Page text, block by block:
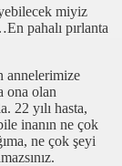
miyiz
pahalı pırlanta
annelerimize
ona olan
22 yılı hasta,
inanın ne çok
ne çok şeyi